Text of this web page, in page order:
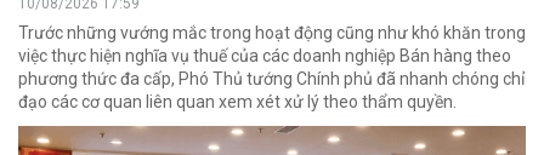
Trước những vướng mắc trong hoạt động cũng như khó khăn trong
việc thực hiện nghĩa vụ thuế của các doanh nghiệp Bán hàng theo
phương thức đa cấp, Phó Thủ tướng Chính phủ đã nhanh chóng chỉ
đạo các cơ quan liên quan xem xét xử lý theo thẩm quyền.